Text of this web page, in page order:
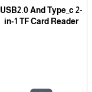
USB2.0 And Type_c 2-
in-1 TF Card Reader